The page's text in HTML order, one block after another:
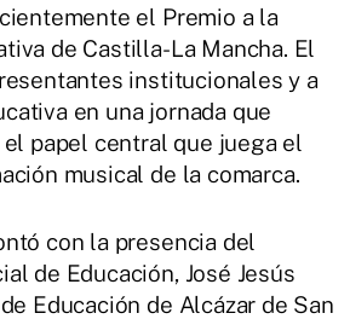
el Premio a la
de Castilla-La Mancha. El
institucionales y a
en una jornada que
papel central que juega el
musical de la comarca.
con la presencia del
de Educación, José Jesús
Educación de Alcázar de San